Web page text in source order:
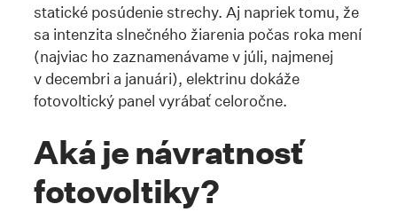
statické posúdenie strechy. Aj napriek tomu, že
sa intenzita slnečného žiarenia počas roka mení
(najviac ho zaznamenávame v júli, najmenej
v decembri a januári), elektrinu dokáže
fotovoltický panel vyrábať celoročne.
Aká je návratnosť
fotovoltiky?